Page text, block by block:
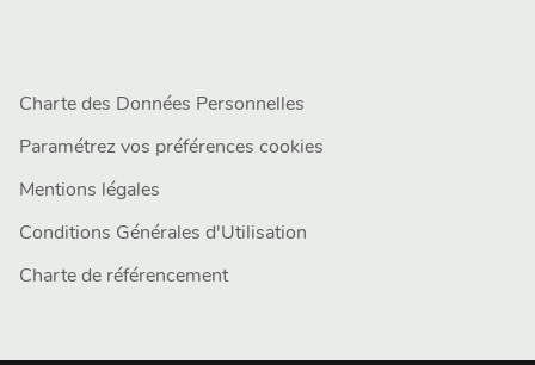
Charte des Données Personnelles
Paramétrez vos préférences cookies
Mentions légales
Conditions Générales d'Utilisation
Charte de référencement